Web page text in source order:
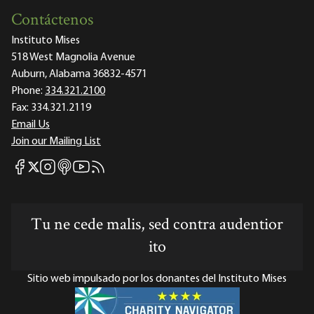
Contáctenos
Instituto Mises
518 West Magnolia Avenue
Auburn, Alabama 36832-4571
Phone: 334.321.2100
Fax: 334.321.2119
Email Us
Join our Mailing List
Mises Facebook
Mises X
Mises Instagram
Mises itunes
Mises Youtube
Mises RSS feed
Tu ne cede malis, sed contra audentior
ito
Sitio web impulsado por los donantes del Instituto Mises